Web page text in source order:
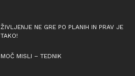
ŽIVLJENJE NE GRE PO PLANIH IN PRAV JE
TAKO!
MOČ MISLI – TEDNIK